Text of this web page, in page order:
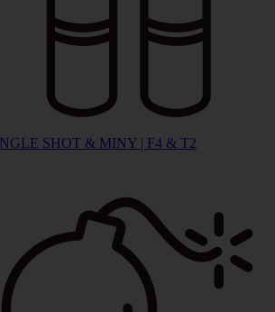
SHOT & MINY | F4 & T2